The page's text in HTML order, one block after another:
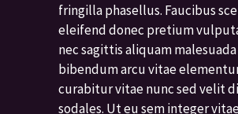
fringilla phasellus. Faucibus
eleifend donec pretium
nec sagittis aliquam malesuada
bibendum arcu vitae
curabitur vitae nunc sed velit
sodales. Ut eu sem integer